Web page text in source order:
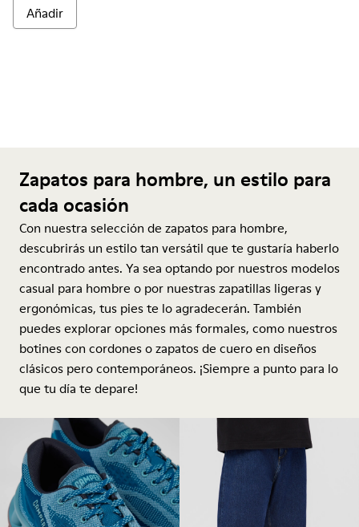
Añadir
Zapatos para hombre, un estilo para
cada ocasión
Con nuestra selección de zapatos para hombre,
descubrirás un estilo tan versátil que te gustaría haberlo
encontrado antes. Ya sea optando por nuestros modelos
casual para hombre o por nuestras zapatillas ligeras y
ergonómicas, tus pies te lo agradecerán. También
puedes explorar opciones más formales, como nuestros
botines con cordones o zapatos de cuero en diseños
clásicos pero contemporáneos. ¡Siempre a punto para lo
que tu día te depare!